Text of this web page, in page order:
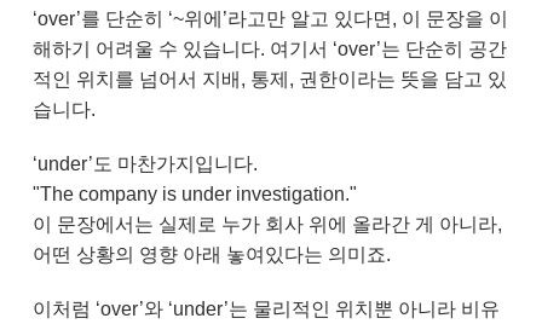
‘over’를 단순히 ‘~위에’라고만 알고 있다면, 이 문장을 이
해하기 어려울 수 있습니다. 여기서 ‘over’는 단순히 공간
적인 위치를 넘어서 지배, 통제, 권한이라는 뜻을 담고 있
습니다.
‘under’도 마찬가지입니다.
"The company is under investigation."
이 문장에서는 실제로 누가 회사 위에 올라간 게 아니라,
어떤 상황의 영향 아래 놓여있다는 의미죠.
이처럼 ‘over’와 ‘under’는 물리적인 위치뿐 아니라 비유